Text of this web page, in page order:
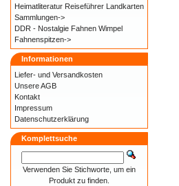
Heimatliteratur Reiseführer Landkarten
Sammlungen->
DDR - Nostalgie Fahnen Wimpel
Fahnenspitzen->
Informationen
Liefer- und Versandkosten
Unsere AGB
Kontakt
Impressum
Datenschutzerklärung
Komplettsuche
Verwenden Sie Stichworte, um ein
Produkt zu finden.